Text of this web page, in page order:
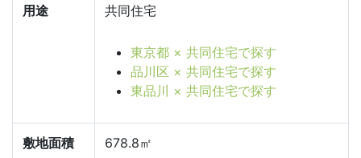
用途 共同住宅
東京都 × 共同住宅で探す
品川区 × 共同住宅で探す
東品川 × 共同住宅で探す
敷地面積 678.8㎡